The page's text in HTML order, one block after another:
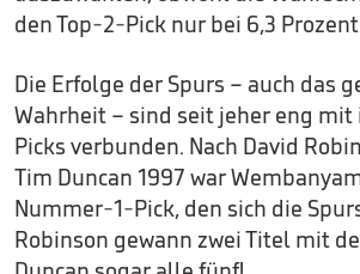
den Top-2-Pick nur bei 6,3
Die Erfolge der Spurs – auch das
Wahrheit – sind seit jeher eng
Picks verbunden. Nach David
Tim Duncan 1997 war
Nummer-1-Pick, den sich die
Robinson gewann zwei Titel mit